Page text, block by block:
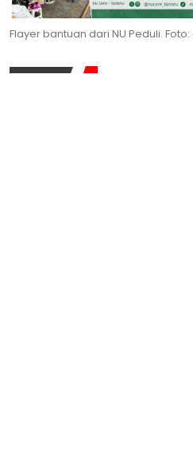
Flayer bantuan dari NU Peduli.